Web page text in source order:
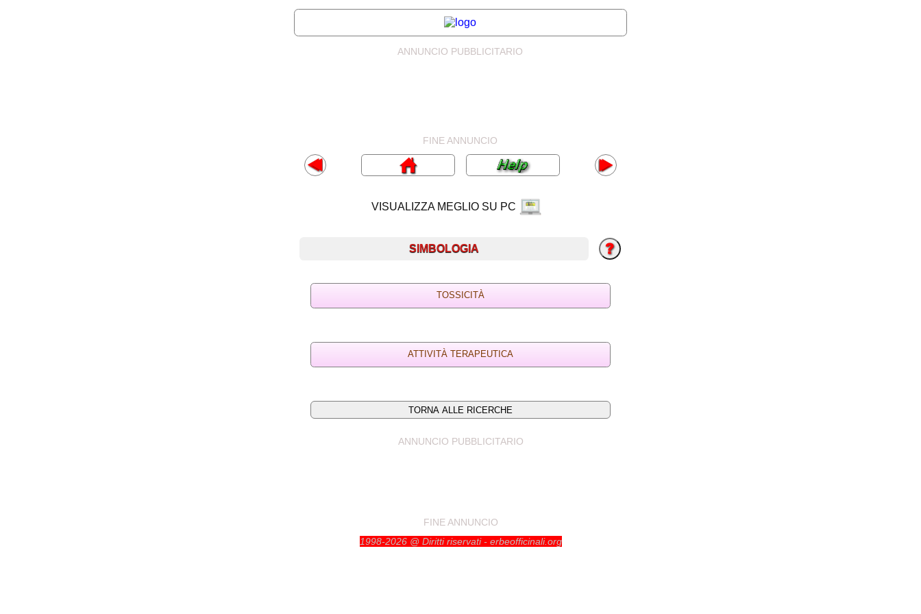
ANNUNCIO PUBBLICITARIO
FINE ANNUNCIO
VISUALIZZA MEGLIO SU PC
SIMBOLOGIA
ANNUNCIO PUBBLICITARIO
FINE ANNUNCIO
1998-2026 @ Diritti riservati - erbeofficinali.org